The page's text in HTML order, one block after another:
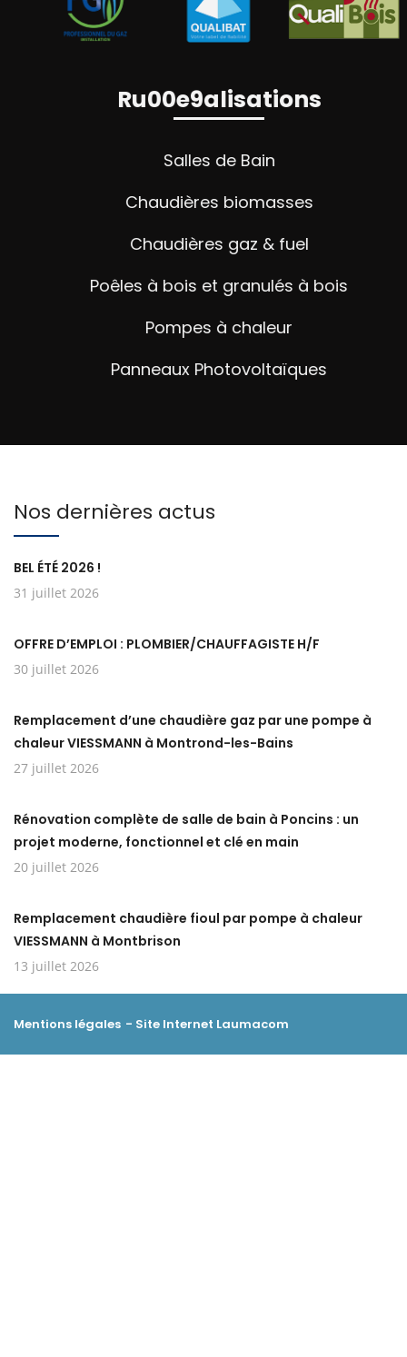
Ru00e9alisations
Salles de Bain
Chaudières biomasses
Chaudières gaz & fuel
Poêles à bois et granulés à bois
Pompes à chaleur
Panneaux Photovoltaïques
Nos dernières actus
BEL ÉTÉ 2026 !
31 juillet 2026
OFFRE D’EMPLOI : PLOMBIER/CHAUFFAGISTE H/F
30 juillet 2026
Remplacement d’une chaudière gaz par une pompe à
chaleur VIESSMANN à Montrond-les-Bains
27 juillet 2026
Rénovation complète de salle de bain à Poncins : un
projet moderne, fonctionnel et clé en main
20 juillet 2026
Remplacement chaudière fioul par pompe à chaleur
VIESSMANN à Montbrison
13 juillet 2026
Mentions légales - Site Internet Laumacom